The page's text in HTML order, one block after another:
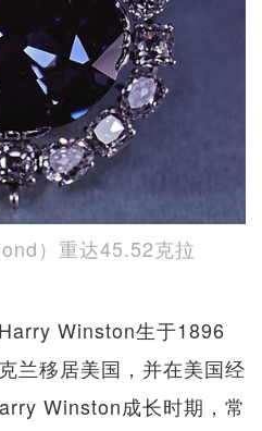
）重达45.52克拉
Winston生于1896
兰移居美国，并在美国经
Winston成长时期，常